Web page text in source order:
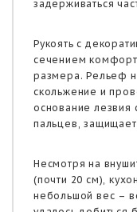
задерживаться
Рукоять с
сечением
размера. Рельеф
скольжение и
основание лезвия
пальцев,
Несмотря на
(почти 20 см),
небольшой вес –